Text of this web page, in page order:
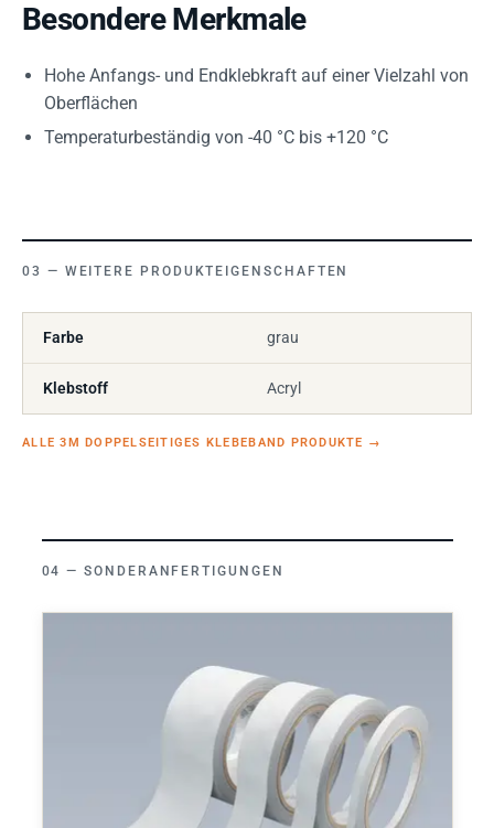
Besondere Merkmale
Hohe Anfangs- und Endklebkraft auf einer Vielzahl von
Oberflächen
Temperaturbeständig von -40 °C bis +120 °C
WEITERE PRODUKTEIGENSCHAFTEN
Farbe grau
Klebstoff Acryl
ALLE 3M DOPPELSEITIGES KLEBEBAND PRODUKTE →
SONDERANFERTIGUNGEN